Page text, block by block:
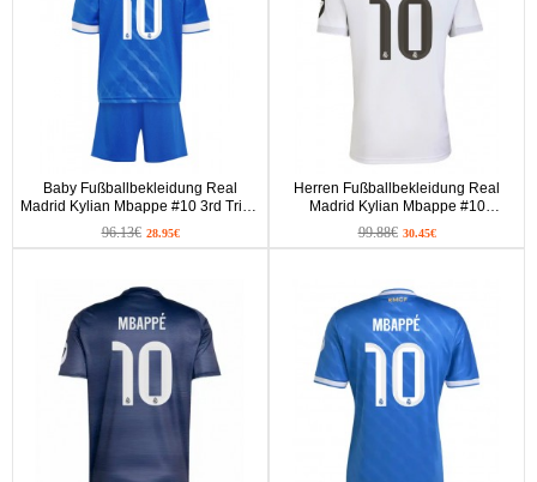
Baby Fußballbekleidung Real
Madrid Kylian Mbappe #10 3rd Trikot
2025-26 Kurzarm (+ kurze hosen)
96.13€ 28.95€
Herren Fußballbekleidung Real
Madrid Kylian Mbappe #10
Heimtrikot 2025-26 Kurzarm
99.88€ 30.45€